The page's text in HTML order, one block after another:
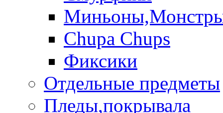
Chupa Chups
Фиксики
Отдельные предметы
Пледы,покрывала